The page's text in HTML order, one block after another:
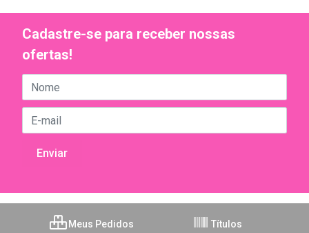
Cadastre-se para receber nossas
ofertas!
Meus Pedidos Títulos